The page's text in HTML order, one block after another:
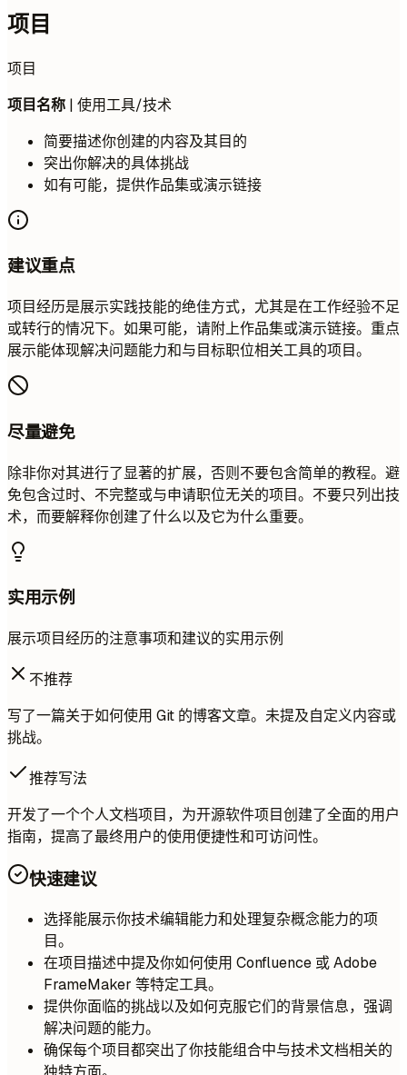
项目
项目
项目名称 | 使用工具/技术
简要描述你创建的内容及其目的
突出你解决的具体挑战
如有可能，提供作品集或演示链接
建议重点
项目经历是展示实践技能的绝佳方式，尤其是在工作经验不足
或转行的情况下。如果可能，请附上作品集或演示链接。重点
展示能体现解决问题能力和与目标职位相关工具的项目。
尽量避免
除非你对其进行了显著的扩展，否则不要包含简单的教程。避
免包含过时、不完整或与申请职位无关的项目。不要只列出技
术，而要解释你创建了什么以及它为什么重要。
实用示例
展示项目经历的注意事项和建议的实用示例
不推荐
写了一篇关于如何使用 Git 的博客文章。未提及自定义内容或
挑战。
推荐写法
开发了一个个人文档项目，为开源软件项目创建了全面的用户
指南，提高了最终用户的使用便捷性和可访问性。
快速建议
选择能展示你技术编辑能力和处理复杂概念能力的项
目。
在项目描述中提及你如何使用 Confluence 或 Adobe
FrameMaker 等特定工具。
提供你面临的挑战以及如何克服它们的背景信息，强调
解决问题的能力。
确保每个项目都突出了你技能组合中与技术文档相关的